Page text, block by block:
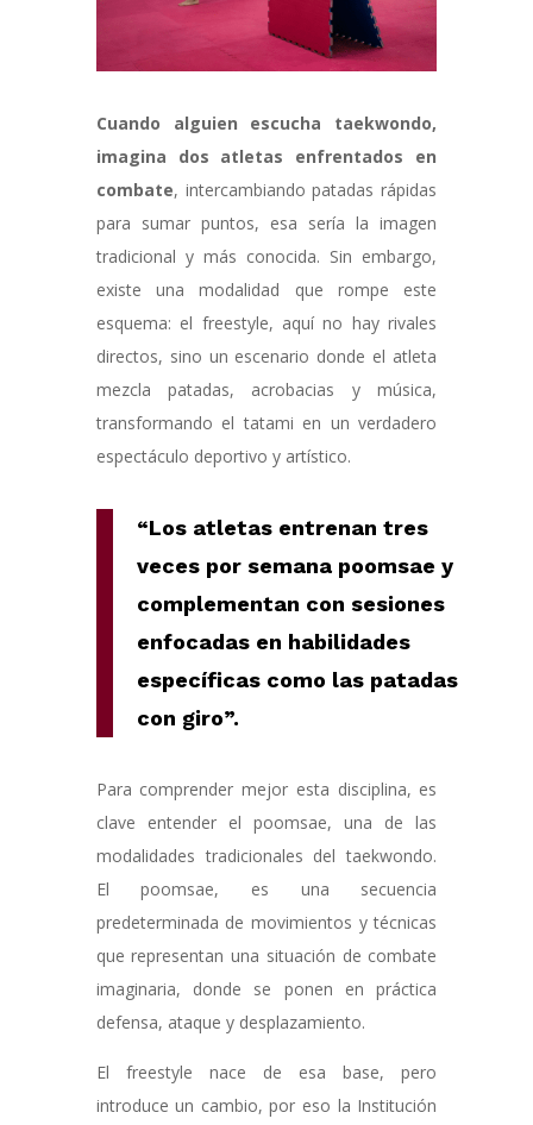
Cuando alguien escucha taekwondo,
imagina dos atletas enfrentados en
combate, intercambiando patadas rápidas
para sumar puntos, esa sería la imagen
tradicional y más conocida. Sin embargo,
existe una modalidad que rompe este
esquema: el freestyle, aquí no hay rivales
directos, sino un escenario donde el atleta
mezcla patadas, acrobacias y música,
transformando el tatami en un verdadero
espectáculo deportivo y artístico.
“Los atletas entrenan tres
veces por semana poomsae y
complementan con sesiones
enfocadas en habilidades
específicas como las patadas
con giro”.
Para comprender mejor esta disciplina, es
clave entender el poomsae, una de las
modalidades tradicionales del taekwondo.
El poomsae, es una secuencia
predeterminada de movimientos y técnicas
que representan una situación de combate
imaginaria, donde se ponen en práctica
defensa, ataque y desplazamiento.
El freestyle nace de esa base, pero
introduce un cambio, por eso la Institución